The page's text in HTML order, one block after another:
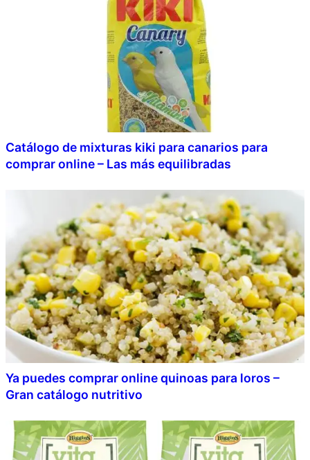
Catálogo de mixturas kiki para canarios para
comprar online – Las más equilibradas
Ya puedes comprar online quinoas para loros –
Gran catálogo nutritivo